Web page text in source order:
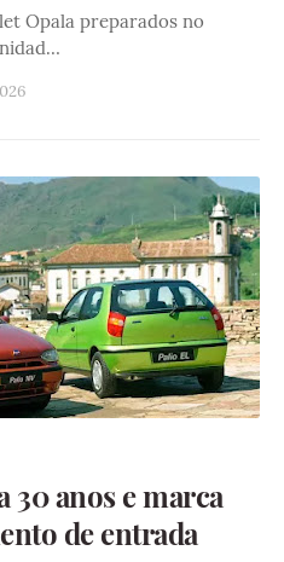
Opala preparados no
30 anos e marca
de entrada